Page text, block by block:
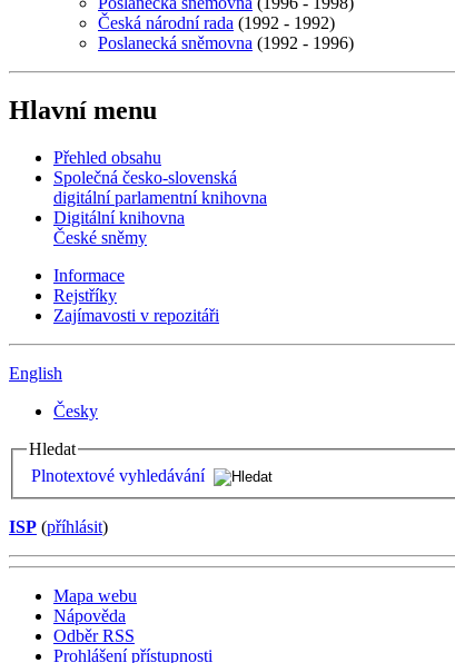
Česká národní rada (1992 - 1992)
Poslanecká sněmovna (1992 - 1996)
Hlavní menu
Přehled obsahu
Společná česko-slovenská
digitální parlamentní knihovna
Digitální knihovna
České sněmy
Informace
Rejstříky
Zajímavosti v repozitáři
English
Česky
Hledat
Plnotextové vyhledávání
ISP (příhlásit)
Mapa webu
Nápověda
Odběr RSS
Prohlášení přístupnosti